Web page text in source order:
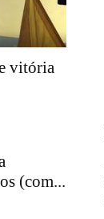
vitória
(com...